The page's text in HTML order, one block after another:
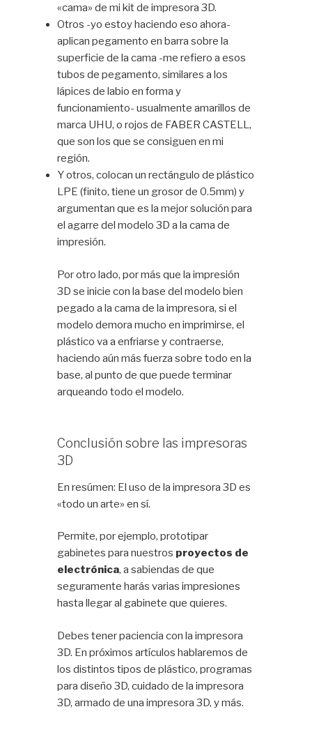
«cama» de mi kit de impresora 3D.
Otros -yo estoy haciendo eso ahora-
aplican pegamento en barra sobre la
superficie de la cama -me refiero a esos
tubos de pegamento, similares a los
lápices de labio en forma y
funcionamiento- usualmente amarillos de
marca UHU, o rojos de FABER CASTELL,
que son los que se consiguen en mi
región.
Y otros, colocan un rectángulo de plástico
LPE (finito, tiene un grosor de 0.5mm) y
argumentan que es la mejor solución para
el agarre del modelo 3D a la cama de
impresión.
Por otro lado, por más que la impresión
3D se inicie con la base del modelo bien
pegado a la cama de la impresora, si el
modelo demora mucho en imprimirse, el
plástico va a enfriarse y contraerse,
haciendo aún más fuerza sobre todo en la
base, al punto de que puede terminar
arqueando todo el modelo.
Conclusión sobre las impresoras
3D
En resúmen: El uso de la impresora 3D es
«todo un arte» en sí.
Permite, por ejemplo, prototipar
gabinetes para nuestros proyectos de
electrónica, a sabiendas de que
seguramente harás varias impresiones
hasta llegar al gabinete que quieres.
Debes tener paciencia con la impresora
3D. En próximos artículos hablaremos de
los distintos tipos de plástico, programas
para diseño 3D, cuidado de la impresora
3D, armado de una impresora 3D, y más.